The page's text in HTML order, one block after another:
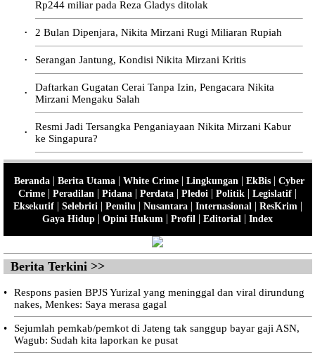
Rp244 miliar pada Reza Gladys ditolak
• 2 Bulan Dipenjara, Nikita Mirzani Rugi Miliaran Rupiah
• Serangan Jantung, Kondisi Nikita Mirzani Kritis
•
Daftarkan Gugatan Cerai Tanpa Izin, Pengacara Nikita
Mirzani Mengaku Salah
•
Resmi Jadi Tersangka Penganiayaan Nikita Mirzani Kabur
ke Singapura?
Beranda| Berita Utama| White Crime| Lingkungan | EkBis| Cyber
Crime | Peradilan | Pidana | Perdata | Pledoi | Politik | Legislatif |
Eksekutif| Selebriti | Pemilu | Nusantara| Internasional | ResKrim |
Gaya Hidup | Opini Hukum | Profil | Editorial | Index
Berita Terkini >>
•
Respons pasien BPJS Yurizal yang meninggal dan viral dirundung
nakes, Menkes: Saya merasa gagal
•
Sejumlah pemkab/pemkot di Jateng tak sanggup bayar gaji ASN,
Wagub: Sudah kita laporkan ke pusat